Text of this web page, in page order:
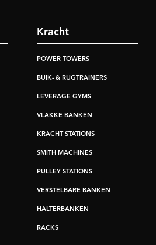
Kracht
POWER TOWERS
BUIK- & RUGTRAINERS
LEVERAGE GYMS
VLAKKE BANKEN
KRACHT STATIONS
SMITH MACHINES
PULLEY STATIONS
VERSTELBARE BANKEN
HALTERBANKEN
RACKS